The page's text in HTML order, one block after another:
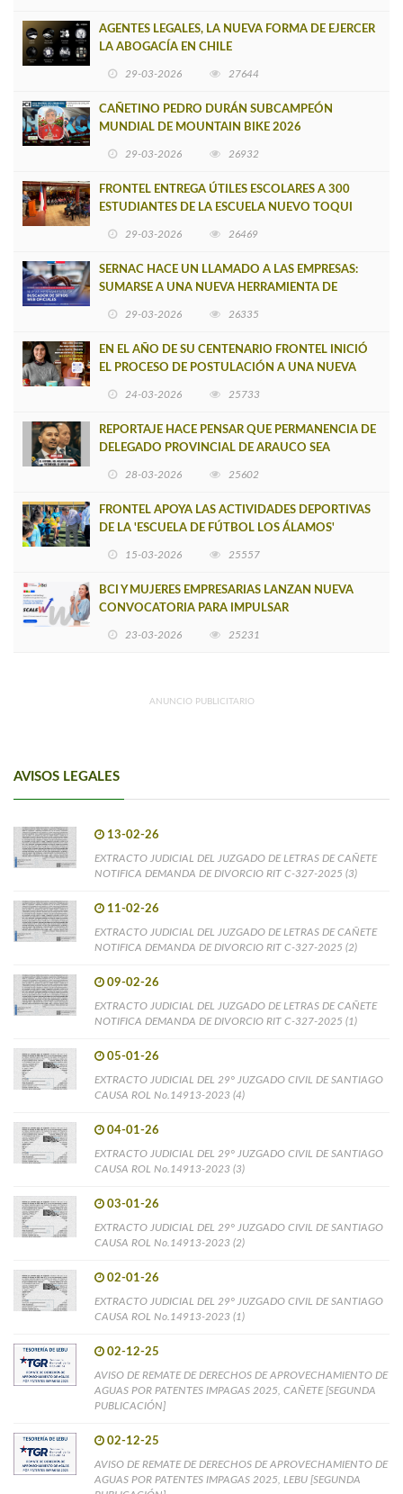
AGENTES LEGALES, LA NUEVA FORMA DE EJERCER
LA ABOGACÍA EN CHILE
29-03-2026 27644
CAÑETINO PEDRO DURÁN SUBCAMPEÓN
MUNDIAL DE MOUNTAIN BIKE 2026
29-03-2026 26932
FRONTEL ENTREGA ÚTILES ESCOLARES A 300
ESTUDIANTES DE LA ESCUELA NUEVO TOQUI
29-03-2026 26469
SERNAC HACE UN LLAMADO A LAS EMPRESAS:
SUMARSE A UNA NUEVA HERRAMIENTA DE
29-03-2026 26335
EN EL AÑO DE SU CENTENARIO FRONTEL INICIÓ
EL PROCESO DE POSTULACIÓN A UNA NUEVA
24-03-2026 25733
REPORTAJE HACE PENSAR QUE PERMANENCIA DE
DELEGADO PROVINCIAL DE ARAUCO SEA
28-03-2026 25602
FRONTEL APOYA LAS ACTIVIDADES DEPORTIVAS
DE LA 'ESCUELA DE FÚTBOL LOS ÁLAMOS'
15-03-2026 25557
BCI Y MUJERES EMPRESARIAS LANZAN NUEVA
CONVOCATORIA PARA IMPULSAR
23-03-2026 25231
ANUNCIO PUBLICITARIO
AVISOS LEGALES
13-02-26
EXTRACTO JUDICIAL DEL JUZGADO DE LETRAS DE CAÑETE
NOTIFICA DEMANDA DE DIVORCIO RIT C-327-2025 (3)
11-02-26
EXTRACTO JUDICIAL DEL JUZGADO DE LETRAS DE CAÑETE
NOTIFICA DEMANDA DE DIVORCIO RIT C-327-2025 (2)
09-02-26
EXTRACTO JUDICIAL DEL JUZGADO DE LETRAS DE CAÑETE
NOTIFICA DEMANDA DE DIVORCIO RIT C-327-2025 (1)
05-01-26
EXTRACTO JUDICIAL DEL 29° JUZGADO CIVIL DE SANTIAGO
CAUSA ROL No.14913-2023 (4)
04-01-26
EXTRACTO JUDICIAL DEL 29° JUZGADO CIVIL DE SANTIAGO
CAUSA ROL No.14913-2023 (3)
03-01-26
EXTRACTO JUDICIAL DEL 29° JUZGADO CIVIL DE SANTIAGO
CAUSA ROL No.14913-2023 (2)
02-01-26
EXTRACTO JUDICIAL DEL 29° JUZGADO CIVIL DE SANTIAGO
CAUSA ROL No.14913-2023 (1)
02-12-25
AVISO DE REMATE DE DERECHOS DE APROVECHAMIENTO DE
AGUAS POR PATENTES IMPAGAS 2025, CAÑETE [SEGUNDA
PUBLICACIÓN]
02-12-25
AVISO DE REMATE DE DERECHOS DE APROVECHAMIENTO DE
AGUAS POR PATENTES IMPAGAS 2025, LEBU [SEGUNDA